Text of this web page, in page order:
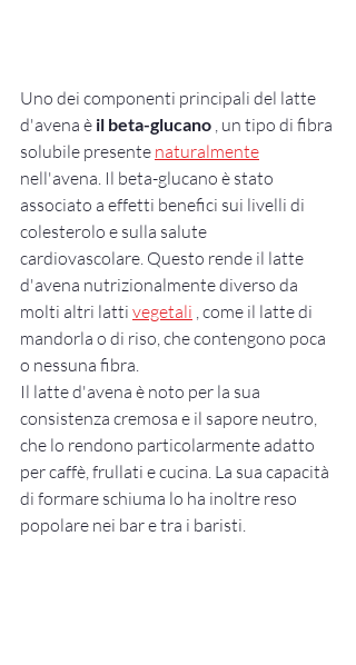
Uno dei componenti principali del latte
d'avena è il beta-glucano , un tipo di fibra
solubile presente naturalmente
nell'avena. Il beta-glucano è stato
associato a effetti benefici sui livelli di
colesterolo e sulla salute
cardiovascolare. Questo rende il latte
d'avena nutrizionalmente diverso da
molti altri latti vegetali , come il latte di
mandorla o di riso, che contengono poca
o nessuna fibra.
Il latte d'avena è noto per la sua
consistenza cremosa e il sapore neutro,
che lo rendono particolarmente adatto
per caffè, frullati e cucina. La sua capacità
di formare schiuma lo ha inoltre reso
popolare nei bar e tra i baristi.